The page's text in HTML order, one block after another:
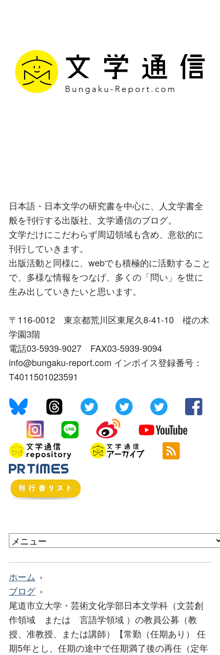
日本語・日本文学の研究書を中心に、人文学書全
般を刊行する出版社、文学通信のブログ。
文学だけにこだわらず周辺領域も含め、意欲的に
刊行していきます。
出版活動と同様に、webでも積極的に活動すること
で、多様な情報をつなげ、多くの「問い」を世に
生み出していきたいと思います。
〒116-0012 東京都荒川区東尾久8-41-10 樅の木
学園3階
電話03-5939-9027 FAX03-5939-9094
info@bungaku-report.com インボイス登録番号：
T4011501023591
ホーム
ブログ
尾道市立大学・芸術文化学部日本文学科（文芸創
作領域 または 言語学領域 ）の教員公募（教
授、准教授、または講師）【常勤（任期あり） 任
期5年とし、任期の途中で任期満了後の再任（定年